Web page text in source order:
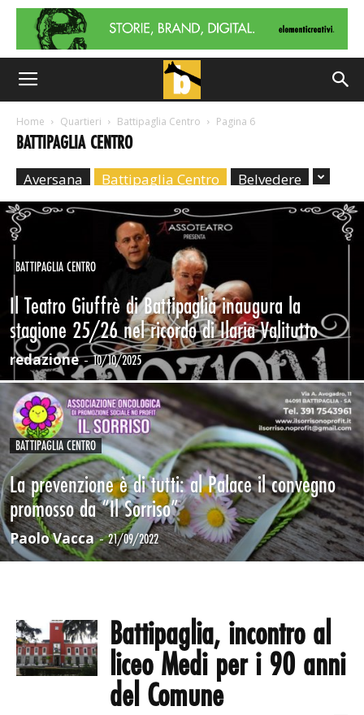
Home Quartieri Battipaglia Centro Pagina 6
BATTIPAGLIA CENTRO
Aversana Battipaglia Centro Belvedere
BATTIPAGLIA CENTRO
Il Teatro Giuffrè di Battipaglia inaugura la
stagione 25/26 nel ricordo di Ilaria Valitutto
redazione - 10/10/2025
BATTIPAGLIA CENTRO
La prevenzione è di tutti: al Palace il convegno
promosso da “Il Sorriso”
Paolo Vacca - 21/09/2022
Battipaglia, incontro al
liceo Medi per i 90 anni
del Comune